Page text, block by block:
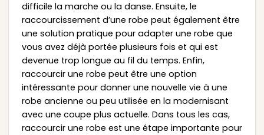
difficile la marche ou la danse. Ensuite, le
raccourcissement d’une robe peut également être
une solution pratique pour adapter une robe que
vous avez déjà portée plusieurs fois et qui est
devenue trop longue au fil du temps. Enfin,
raccourcir une robe peut être une option
intéressante pour donner une nouvelle vie à une
robe ancienne ou peu utilisée en la modernisant
avec une coupe plus actuelle. Dans tous les cas,
raccourcir une robe est une étape importante pour